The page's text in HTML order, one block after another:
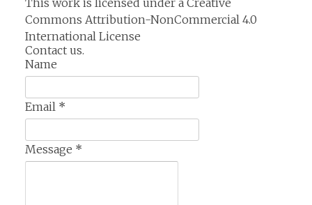
This work is licensed under a Creative
Commons Attribution-NonCommercial 4.0
International License
Contact us.
Name
Email *
Message *